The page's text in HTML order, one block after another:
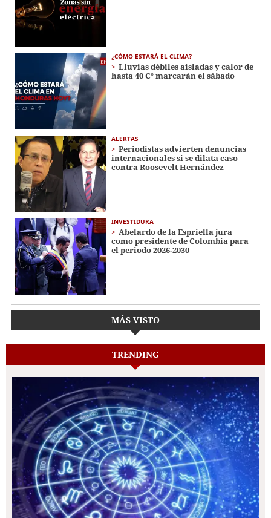
¿CÓMO ESTARÁ EL CLIMA?
Lluvias débiles aisladas y calor de
hasta 40 C° marcarán el sábado
ALERTAS
Periodistas advierten denuncias
internacionales si se dilata caso
contra Roosevelt Hernández
INVESTIDURA
Abelardo de la Espriella jura
como presidente de Colombia para
el periodo 2026-2030
MÁS VISTO
TRENDING